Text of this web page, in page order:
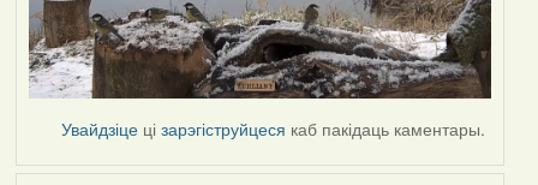
Увайдзіце цізарэгіструйцеся каб пакідаць каментары.